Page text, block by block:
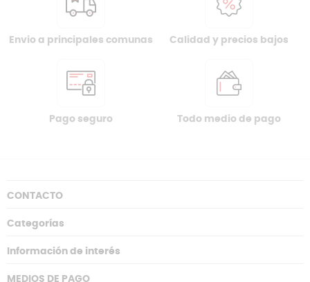
Envio a principales comunas Calidad y precios bajos
Pago seguro Todo medio de pago
CONTACTO
Categorías
Información de interés
MEDIOS DE PAGO